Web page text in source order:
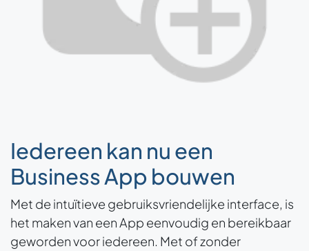
Iedereen kan nu een
Business App bouwen
Met de intuïtieve gebruiksvriendelijke interface, is
het maken van een App eenvoudig en bereikbaar
geworden voor iedereen. Met of zonder